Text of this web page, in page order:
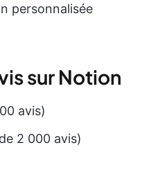
personnalisée
sur Notion
avis)
2 000 avis)